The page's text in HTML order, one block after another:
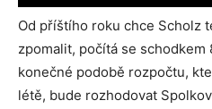
Od příštího roku chce Scholz
zpomalit, počítá se schodkem
konečné podobě rozpočtu,
létě, bude rozhodovat